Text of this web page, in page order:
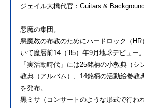
ジェイル大橋代官：Guitars &
悪魔の集団。
悪魔教の布教のためにハードロック（HR
いて魔暦前14（‘85）年9月地球デビュー。
「実活動時代」には25銘柄の小教典（シ
教典（アルバム）、14銘柄の活動絵巻教
を発布。
黒ミサ（コンサートのような形式で行わ